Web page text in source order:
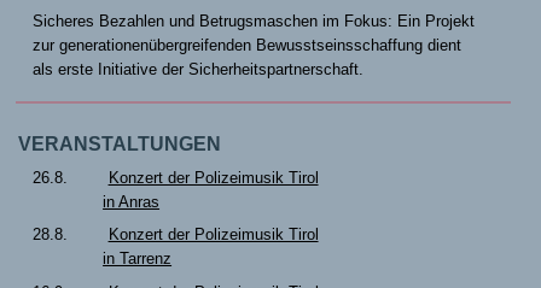
Sicheres Bezahlen und Betrugsmaschen im Fokus: Ein Projekt
zur generationenübergreifenden Bewusstseinsschaffung dient
als erste Initiative der Sicherheitspartnerschaft.
VERANSTALTUNGEN
26.8.
Konzert der Polizeimusik Tirol
in Anras
28.8.
Konzert der Polizeimusik Tirol
in Tarrenz